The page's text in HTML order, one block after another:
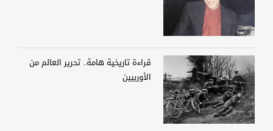
قراءة تاريخية هامة.. تحرير العالم من
الأوربيين